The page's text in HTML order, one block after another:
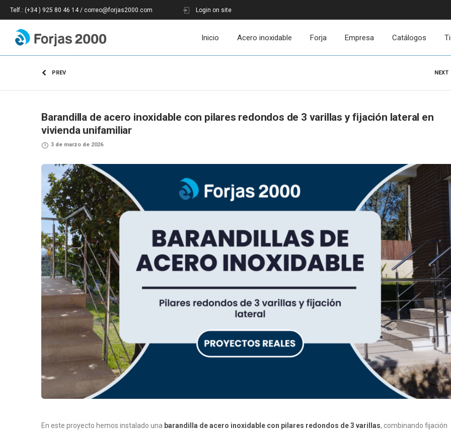
Telf.: (+34 ) 925 80 46 14 / correo@forjas2000.com Login on site
Inicio Acero inoxidable Forja Empresa Catálogos
PREV NEXT
Barandilla de acero inoxidable con pilares redondos de 3 varillas y fijación lateral en
vivienda unifamiliar
3 de marzo de 2026
En este proyecto hemos instalado una barandilla de acero inoxidable con pilares redondos de 3 varillas, combinando fijación